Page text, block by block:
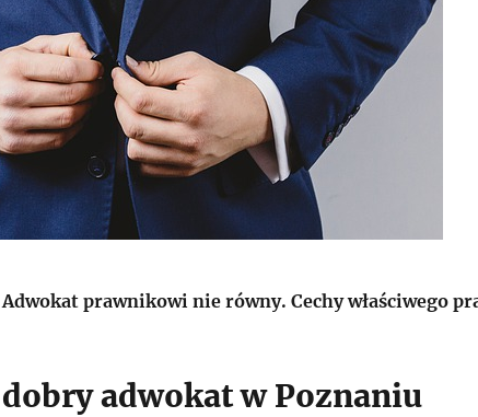
Adwokat prawnikowi nie równy. Cechy właściwego
dobry adwokat w Poznaniu